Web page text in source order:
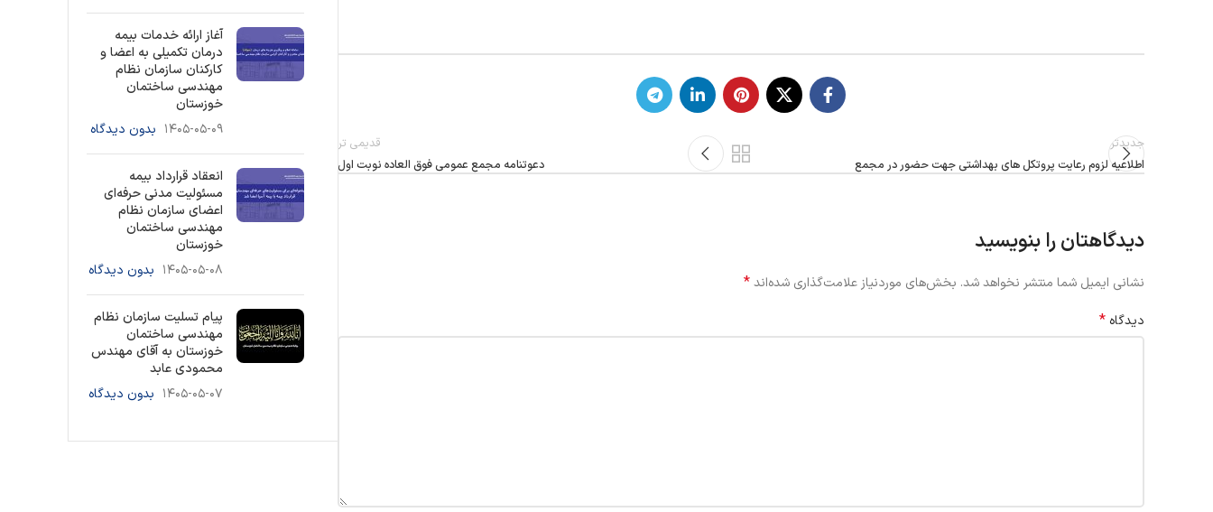
جدیدتر
قدیمی تر
دعوتنامه مجمع عمومی فوق العاده نوبت اول
دیدگاهتان را بنویسید
نشانی ایمیل شما منتشر نخواهد شد. بخش‌های موردنیاز علامت‌گذاری شده‌اند*
دیدگاه *
آغاز ارائه خدمات بیمه
درمان تکمیلی به اعضا و
کارکنان سازمان نظام
مهندسی ساختمان
خوزستان
۱۴۰۵-۰۵-۰۹ بدون دیدگاه
انعقاد قرارداد بیمه
مسئولیت مدنی حرفه‌ای
اعضای سازمان نظام
مهندسی ساختمان
خوزستان
۱۴۰۵-۰۵-۰۸ بدون دیدگاه
پیام تسلیت سازمان نظام
مهندسی ساختمان
خوزستان به آقای مهندس
محمودی عابد
۱۴۰۵-۰۵-۰۷ بدون دیدگاه